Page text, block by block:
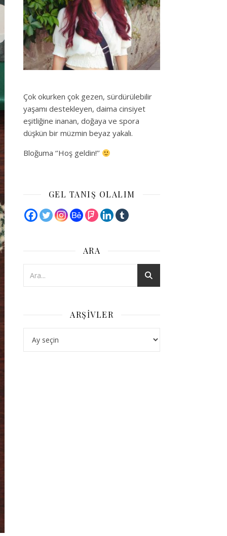
Çok okurken çok gezen, sürdürülebilir
yaşamı destekleyen, daima cinsiyet
eşitliğine inanan, doğaya ve spora
düşkün bir müzmin beyaz yakalı.
Bloğuma ‘’Hoş geldin!’’
GEL TANIŞ OLALIM
ARA
ARŞIVLER